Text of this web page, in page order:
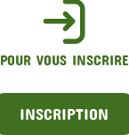
POUR VOUS INSCRIRE
INSCRIPTION